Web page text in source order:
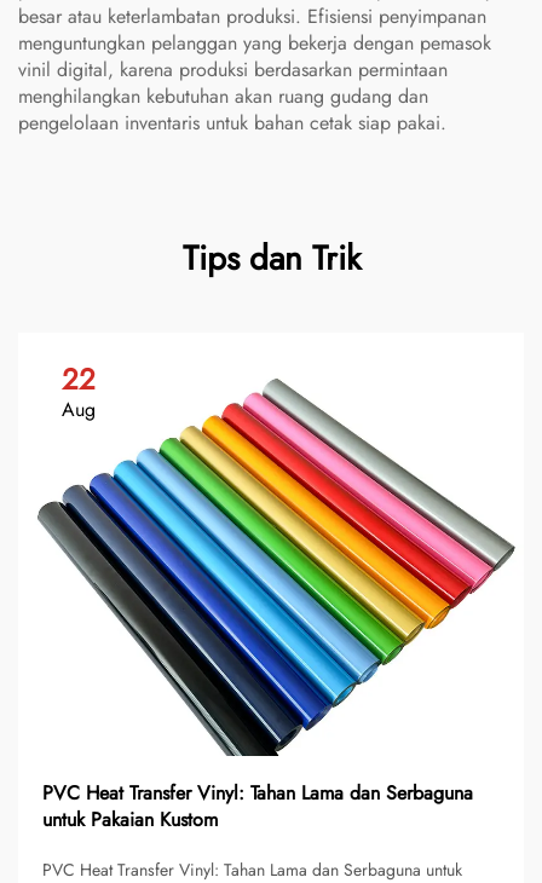
besar atau keterlambatan produksi. Efisiensi penyimpanan
menguntungkan pelanggan yang bekerja dengan pemasok
vinil digital, karena produksi berdasarkan permintaan
menghilangkan kebutuhan akan ruang gudang dan
pengelolaan inventaris untuk bahan cetak siap pakai.
Tips dan Trik
22
Aug
PVC Heat Transfer Vinyl: Tahan Lama dan Serbaguna
untuk Pakaian Kustom
PVC Heat Transfer Vinyl: Tahan Lama dan Serbaguna untuk